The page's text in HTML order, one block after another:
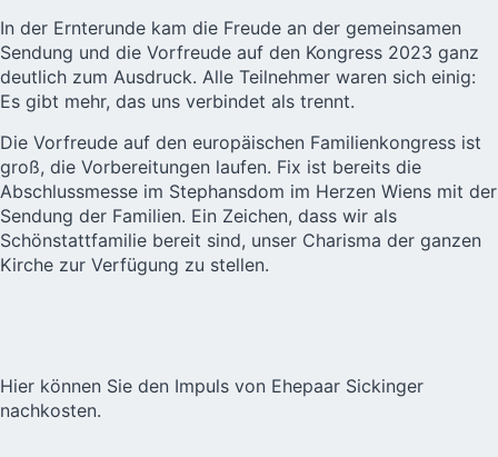
In der Ernterunde kam die Freude an der gemeinsamen
Sendung und die Vorfreude auf den Kongress 2023 ganz
deutlich zum Ausdruck. Alle Teilnehmer waren sich einig:
Es gibt mehr, das uns verbindet als trennt.
Die Vorfreude auf den europäischen Familienkongress ist
groß, die Vorbereitungen laufen. Fix ist bereits die
Abschlussmesse im Stephansdom im Herzen Wiens mit der
Sendung der Familien. Ein Zeichen, dass wir als
Schönstattfamilie bereit sind, unser Charisma der ganzen
Kirche zur Verfügung zu stellen.
Hier können Sie den Impuls von Ehepaar Sickinger
nachkosten.